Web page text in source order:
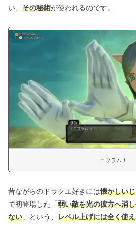
い、 その秘術が使われるのです。
ニフラム！
昔ながらのドラクエ好きには懐かしい
で初登場した「弱い敵を光の彼方へ消
ない 」という、 レベル上げには全く使